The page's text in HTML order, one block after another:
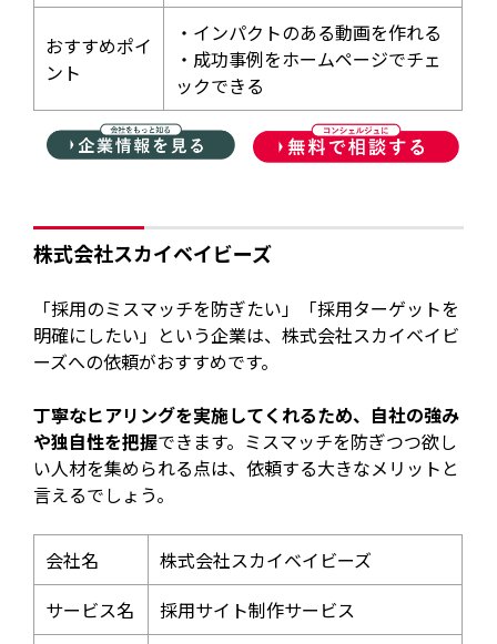
おすすめポイ
ント
・インパクトのある動画を作れる
・成功事例をホームページでチェ
ックできる
株式会社スカイベイビーズ
「採用のミスマッチを防ぎたい」「採用ターゲットを
明確にしたい」という企業は、株式会社スカイベイビ
ーズへの依頼がおすすめです。
丁寧なヒアリングを実施してくれるため、自社の強み
や独自性を把握できます。ミスマッチを防ぎつつ欲し
い人材を集められる点は、依頼する大きなメリットと
言えるでしょう。
会社名
株式会社スカイベイビーズ
サービス名
採用サイト制作サービス